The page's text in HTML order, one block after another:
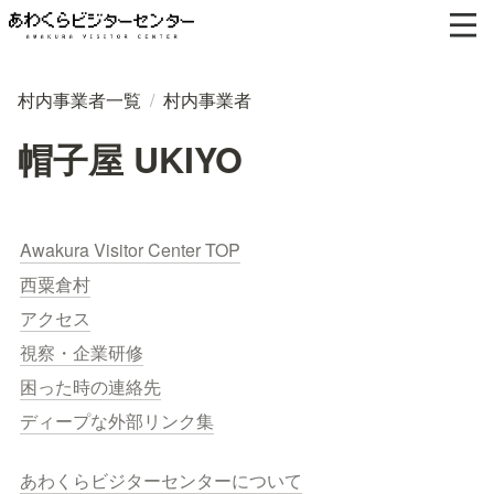
村内事業者一覧 / 村内事業者
帽子屋 UKIYO
Awakura Visitor Center TOP
西粟倉村
アクセス
視察・企業研修
困った時の連絡先
ディープな外部リンク集
あわくらビジターセンターについて